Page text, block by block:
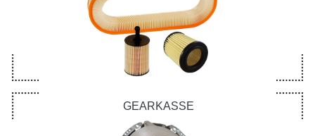
GEARKASSE